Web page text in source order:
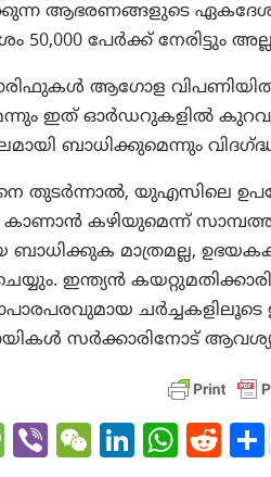
ആഭരണങ്ങളുടെ
50,000 പേർക്ക്
ആഗോള വിപണിയിൽ
ഇത് ഓർഡറുകളിൽ
ബാധിക്കുമെന്നും
തുടർന്നാൽ, യുഎസിലെ
കഴിയുമെന്ന്
മാത്രമല്ല,
ചെയ്യും. ഇന്ത്യൻ
സർക്കാരിനോട്
M Vi W Li W R S